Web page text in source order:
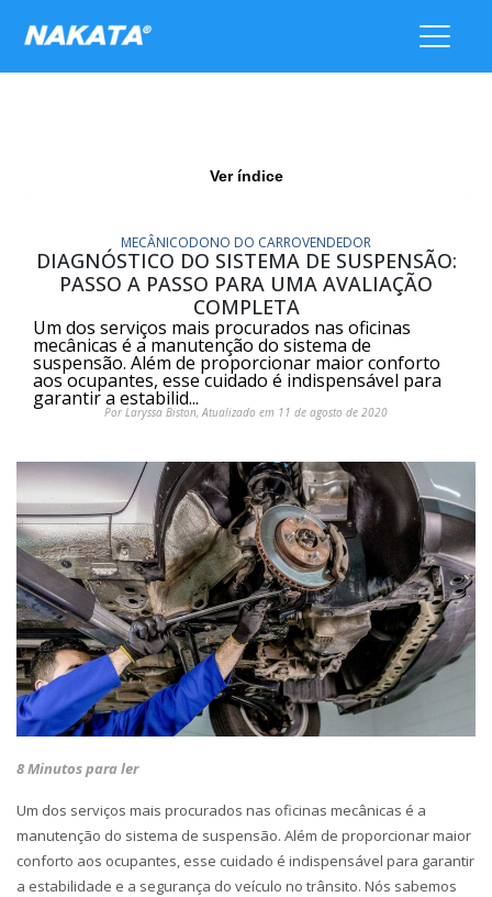
Ver índice
MECÂNICODONO DO CARROVENDEDOR
DIAGNÓSTICO DO SISTEMA DE SUSPENSÃO:
PASSO A PASSO PARA UMA AVALIAÇÃO
COMPLETA
Um dos serviços mais procurados nas oficinas
mecânicas é a manutenção do sistema de
suspensão. Além de proporcionar maior conforto
aos ocupantes, esse cuidado é indispensável para
garantir a estabilid...
Por Laryssa Biston, Atualizado em 11 de agosto de 2020
8 Minutos para ler
Um dos serviços mais procurados nas oficinas mecânicas é a
manutenção do sistema de suspensão. Além de proporcionar maior
conforto aos ocupantes, esse cuidado é indispensável para garantir
a estabilidade e a segurança do veículo no trânsito. Nós sabemos